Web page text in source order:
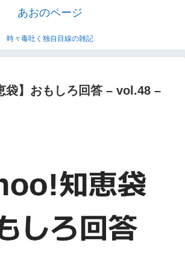
あおのページ
時々毒吐く独自目線の雑記
袋】おもしろ回答 – vol.48 –